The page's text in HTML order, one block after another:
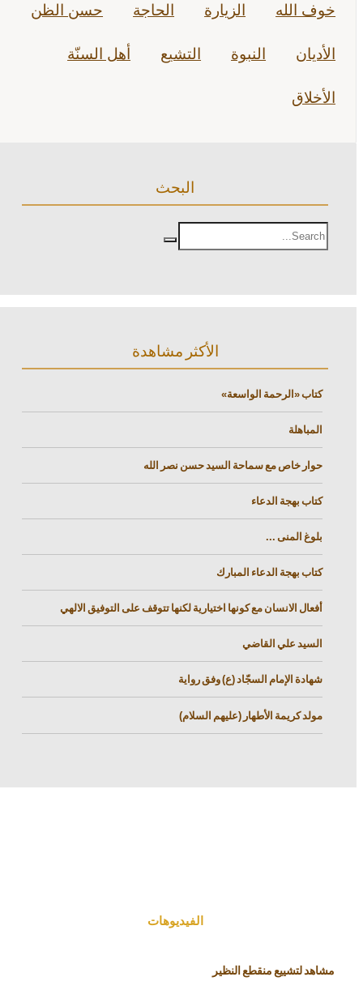
خوف الله الزيارة الحاجة حسن الظن
الأديان النبوة التشيع أهل السنّة
الأخلاق
البحث
الأكثر مشاهدة
كتاب «الرحمة الواسعة»
المباهلة
حوار خاص مع سماحة السيد حسن نصر الله
كتاب بهجة الدعاء
بلوغ المنى ...
كتاب بهجة الدعاء المبارك
أفعال الانسان مع كونها اختيارية لكنها تتوقف على التوفيق الالهي
السيد علي القاضي
شهادة الإمام السجّاد (ع) وفق رواية
مولد كريمة الأطهار (عليهم السلام)
الفیدیوهات
مشاهد لتشييع منقطع النظير